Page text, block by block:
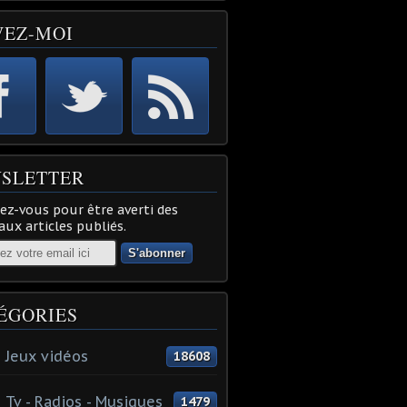
MOI
vous pour être averti des
articles publiés.
Jeux vidéos 18608
- Radios - Musiques 1479